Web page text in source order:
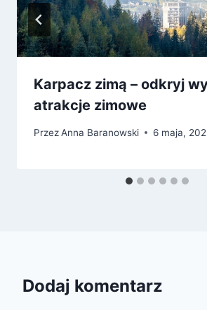
Karpacz zimą – odkryj
atrakcje zimowe
PrzezAnna Baranowski 6 maja,
Dodaj komentarz